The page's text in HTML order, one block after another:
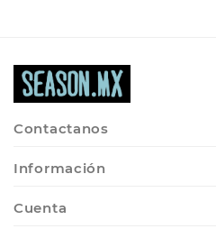
Contactanos
Información
Cuenta